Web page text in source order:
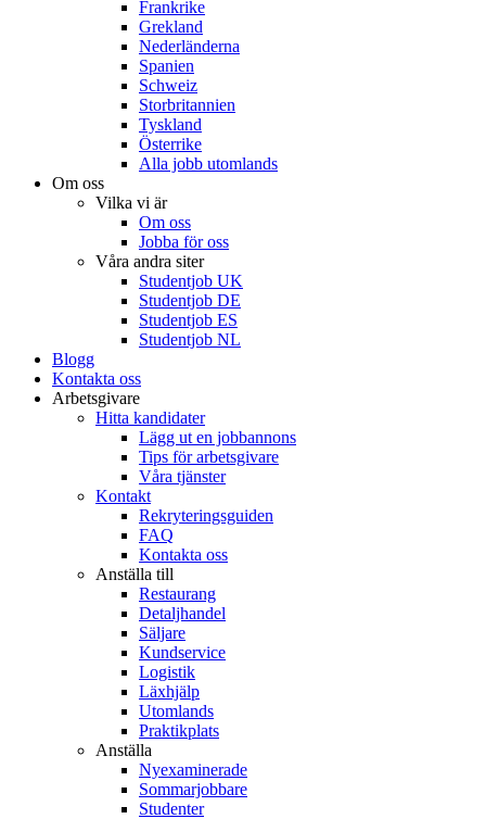
Frankrike
Grekland
Nederländerna
Spanien
Schweiz
Storbritannien
Tyskland
Österrike
Alla jobb utomlands
Om oss
Vilka vi är
Om oss
Jobba för oss
Våra andra siter
Studentjob UK
Studentjob DE
Studentjob ES
Studentjob NL
Blogg
Kontakta oss
Arbetsgivare
Hitta kandidater
Lägg ut en jobbannons
Tips för arbetsgivare
Våra tjänster
Kontakt
Rekryteringsguiden
FAQ
Kontakta oss
Anställa till
Restaurang
Detaljhandel
Säljare
Kundservice
Logistik
Läxhjälp
Utomlands
Praktikplats
Anställa
Nyexaminerade
Sommarjobbare
Studenter